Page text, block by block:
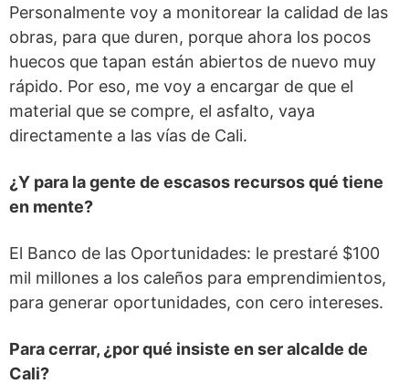
Personalmente voy a monitorear la calidad de las
obras, para que duren, porque ahora los pocos
huecos que tapan están abiertos de nuevo muy
rápido. Por eso, me voy a encargar de que el
material que se compre, el asfalto, vaya
directamente a las vías de Cali.
¿Y para la gente de escasos recursos qué tiene
en mente?
El Banco de las Oportunidades: le prestaré $100
mil millones a los caleños para emprendimientos,
para generar oportunidades, con cero intereses.
Para cerrar, ¿por qué insiste en ser alcalde de
Cali?